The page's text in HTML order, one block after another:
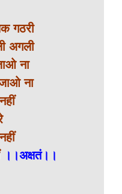
गठरी
अगली
ना
ना
।।अक्षतं।।